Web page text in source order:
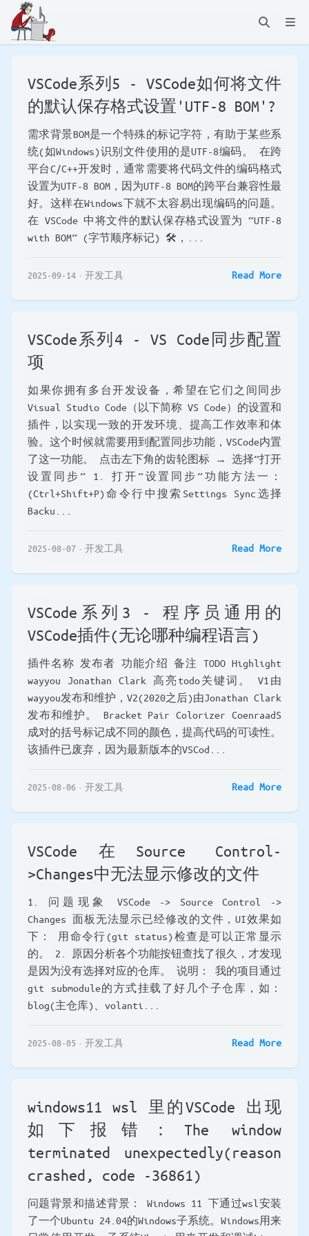
VSCode系列5 - VSCode如何将文件
的默认保存格式设置'UTF-8 BOM'?
需求背景BOM是一个特殊的标记字符，有助于某些系
统(如Windows)识别文件使用的是UTF-8编码。 在跨
平台C/C++开发时，通常需要将代码文件的编码格式
设置为UTF-8 BOM，因为UTF-8 BOM的跨平台兼容性最
好。这样在Windows下就不太容易出现编码的问题。
在 VSCode 中将文件的默认保存格式设置为 “UTF-8
with BOM” (字节顺序标记) 🛠️，...
2025-09-14 开发工具 Read More
VSCode系列4 - VS Code同步配置
项
如果你拥有多台开发设备，希望在它们之间同步
Visual Studio Code（以下简称 VS Code）的设置和
插件，以实现一致的开发环境、提高工作效率和体
验。这个时候就需要用到配置同步功能，VSCode内置
了这一功能。 点击左下角的齿轮图标 → 选择”打开
设置同步” 1. 打开”设置同步”功能方法一：
(Ctrl+Shift+P)命令行中搜索Settings Sync选择
Backu...
2025-08-07 开发工具 Read More
VSCode系列3 - 程序员通用的
VSCode插件(无论哪种编程语言)
插件名称 发布者 功能介绍 备注 TODO Highlight
wayyou Jonathan Clark 高亮todo关键词。 V1由
wayyou发布和维护，V2(2020之后)由Jonathan Clark
发布和维护。 Bracket Pair Colorizer CoenraadS
成对的括号标记成不同的颜色，提高代码的可读性。
该插件已废弃，因为最新版本的VSCod...
2025-08-06 开发工具 Read More
VSCode在Source Control-
>Changes中无法显示修改的文件
1. 问题现象 VSCode -> Source Control ->
Changes 面板无法显示已经修改的文件，UI效果如
下： 用命令行(git status)检查是可以正常显示
的。 2. 原因分析各个功能按钮查找了很久，才发现
是因为没有选择对应的仓库。 说明： 我的项目通过
git submodule的方式挂载了好几个子仓库，如：
blog(主仓库)、volanti...
2025-08-05 开发工具 Read More
windows11 wsl 里的VSCode 出现
如下报错：The window
terminated unexpectedly(reason
crashed, code -36861)
问题背景和描述背景： Windows 11 下通过wsl安装
了一个Ubuntu 24.04的Windows子系统。Windows用来